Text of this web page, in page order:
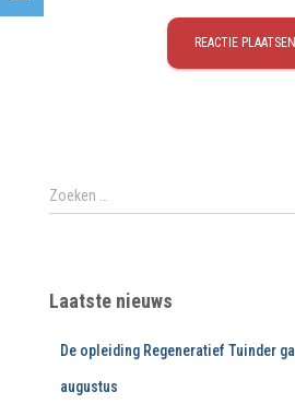
Z
o
n
Zoeken …
Laatste nieuws
De opleiding Regeneratief Tuinder
augustus